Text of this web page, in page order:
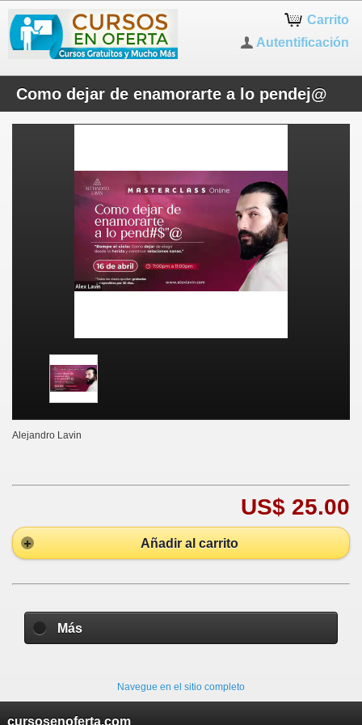
Carrito
Autentificación
Como dejar de enamorarte a lo pendej@
Alejandro Lavin
US$ 25.00
Añadir al carrito
Más
Navegue en el sitio completo
cursosenoferta.com